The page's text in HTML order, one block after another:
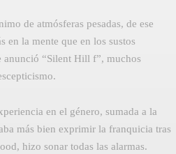
de atmósferas pesadas, de ese
en la mente que en los sustos
anunció “Silent Hill f”, muchos
en el género, sumada a la
más bien exprimir la franquicia tras
hizo sonar todas las alarmas.